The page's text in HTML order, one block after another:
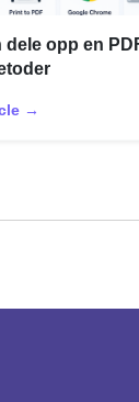
dele opp en
→